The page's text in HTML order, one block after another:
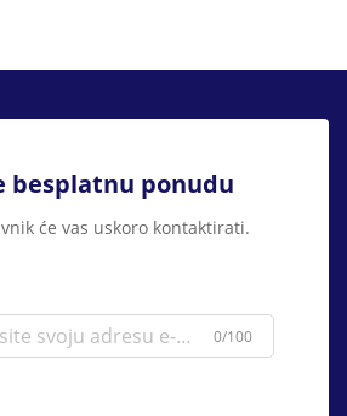
besplatnu ponudu
će vas uskoro kontaktirati.
0/100